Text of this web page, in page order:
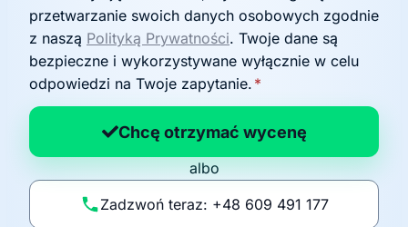
g
o
d
a
n
p
li
t
przetwarzanie swoich danych osobowych zgodnie
z naszą Polityką Prywatności. Twoje dane są
bezpieczne i wykorzystywane wyłącznie w celu
odpowiedzi na Twoje zapytanie. *
Chcę otrzymać wycenę
albo
Zadzwoń teraz: +48 609 491 177